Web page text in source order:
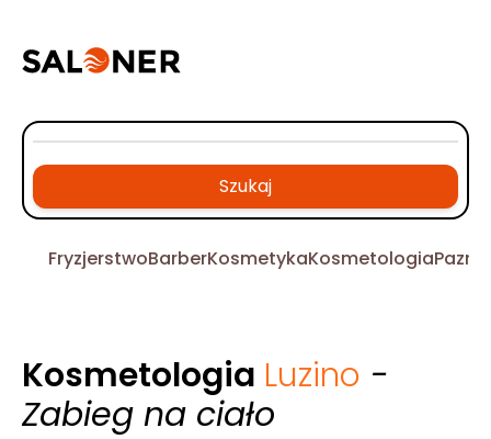
Szukaj
FryzjerstwoBarberKosmetykaKosmetologia
Kosmetologia Luzino -
Zabieg na ciało